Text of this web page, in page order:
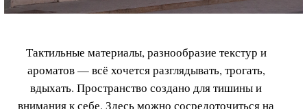
флагманские магазины